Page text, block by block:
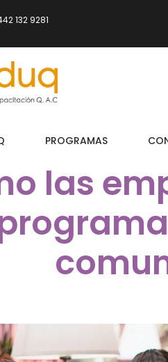
132 9281
PROGRAMAS
las